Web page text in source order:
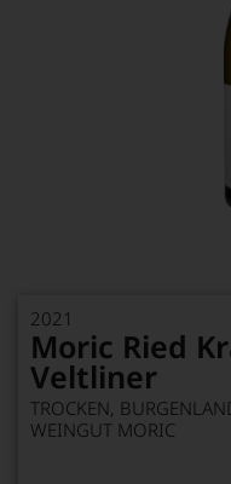
2021
Moric Ried
Veltliner
TROCKEN,
WEINGUT MORIC